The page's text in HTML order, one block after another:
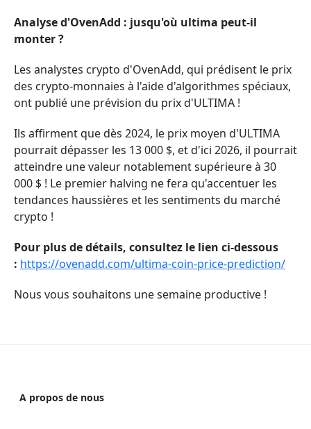
Analyse d'OvenAdd : jusqu'où ultima peut-il
monter ?
Les analystes crypto d'OvenAdd, qui prédisent le prix
des crypto-monnaies à l'aide d'algorithmes spéciaux,
ont publié une prévision du prix d'ULTIMA !
Ils affirment que dès 2024, le prix moyen d'ULTIMA
pourrait dépasser les 13 000 $, et d'ici 2026, il pourrait
atteindre une valeur notablement supérieure à 30
000 $ ! Le premier halving ne fera qu'accentuer les
tendances haussières et les sentiments du marché
crypto !
Pour plus de détails, consultez le lien ci-dessous
: https://ovenadd.com/ultima-coin-price-prediction/
Nous vous souhaitons une semaine productive !
A propos de nous